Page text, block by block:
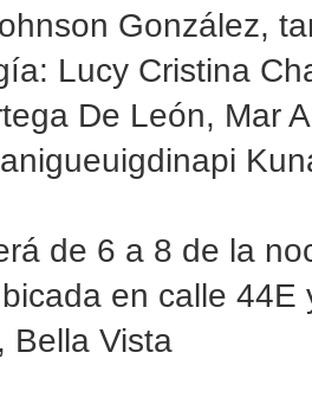
González,
Lucy Cristina
De León, Mar
de 6 a 8 de la
en calle 44E
Bella Vista